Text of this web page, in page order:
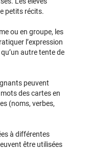
petits récits.
ou en groupe, les
l’expression
autre tente de
peuvent
des cartes en
(noms, verbes,
à différentes
être utilisées